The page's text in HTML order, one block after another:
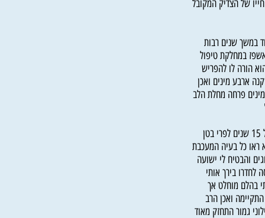
שונים לוקטו
שנים רבות
במחלקת טיפול
הורה לו להפריש
מינים ואכן
גברת סימה ד' מיפו: "לאחר ציפייה ארוכה של 15 שנים לפרי בטן
כל בעיה המעכבת
לי ישועה
בירך אותי
מוחלט אך